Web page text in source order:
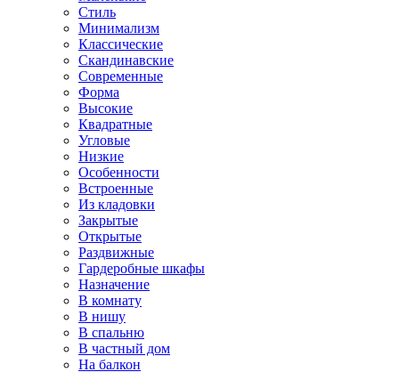
Стиль
Минимализм
Классические
Скандинавские
Современные
Форма
Высокие
Квадратные
Угловые
Низкие
Особенности
Встроенные
Из кладовки
Закрытые
Открытые
Раздвижные
Гардеробные шкафы
Назначение
В комнату
В нишу
В спальню
В частный дом
На балкон